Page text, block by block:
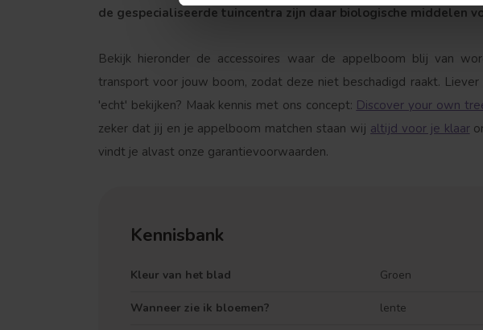
de gespecialiseerde tuincentra zijn daar biologische middelen
Bekijk hieronder de accessoires waar de appelboom blij van
transport voor jouw boom, zodat deze niet beschadigd raakt.
'echt' bekijken? Maak kennis met ons concept: Discover your own
zeker dat jij en je appelboom matchen staan wij altijd voor je klaar
vindt je alvast onze garantievoorwaarden.
Kennisbank
Kleur van het blad Groen
Wanneer zie ik bloemen? lente